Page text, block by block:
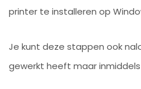
printer te installeren op
Je kunt deze stappen ook
gewerkt heeft maar